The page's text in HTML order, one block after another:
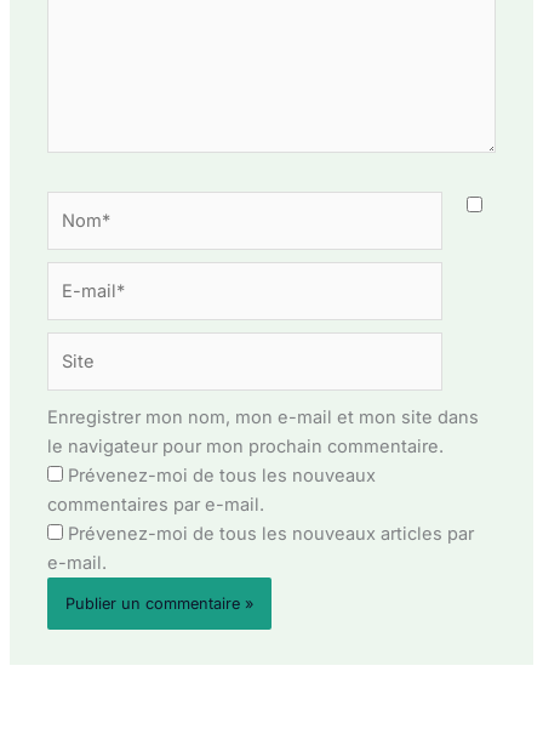
mail*
Enregistrer mon nom, mon e-mail et mon site dans
le navigateur pour mon prochain commentaire.
Prévenez-moi de tous les nouveaux
commentaires par e-mail.
Prévenez-moi de tous les nouveaux articles par
e-mail.